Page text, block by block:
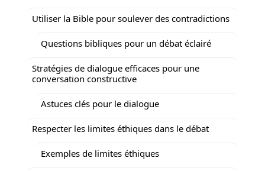
Utiliser la Bible pour soulever des contradictions
Questions bibliques pour un débat éclairé
Stratégies de dialogue efficaces pour une
conversation constructive
Astuces clés pour le dialogue
Respecter les limites éthiques dans le débat
Exemples de limites éthiques